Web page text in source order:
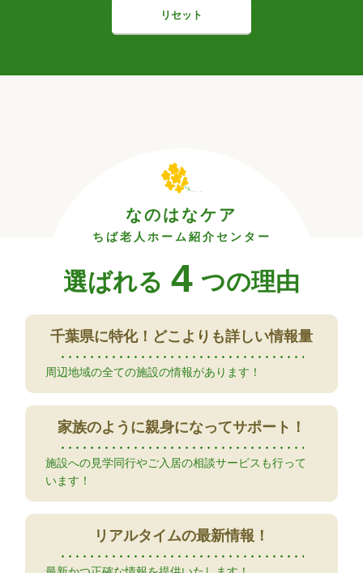
リセット
なのはなケア
ちば老人ホーム紹介センター
選ばれる 4 つの理由
千葉県に特化！ どこよりも詳しい情報量
周辺地域の全ての施設の情報があります！
家族のように親身になってサポート！
施設への見学同行やご入居の相談サービスも行って
います！
リアルタイムの最新情報！